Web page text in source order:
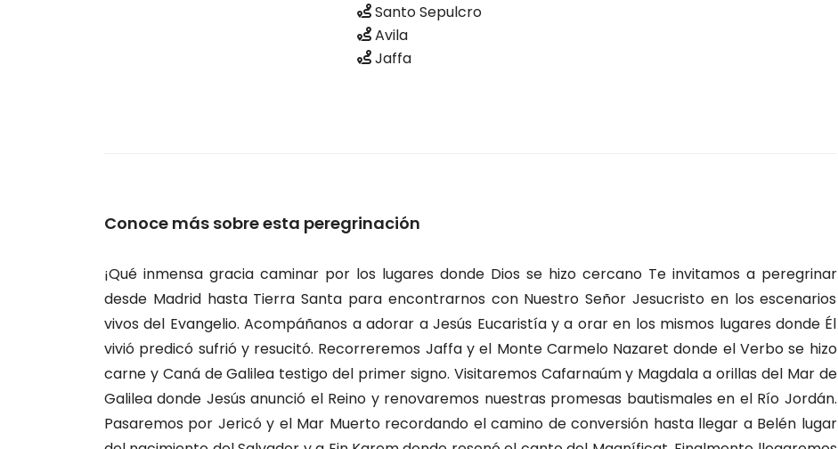
Santo Sepulcro
Avila
Jaffa
Conoce más sobre esta peregrinación
¡Qué inmensa gracia caminar por los lugares donde Dios se hizo cercano Te invitamos a peregrinar
desde Madrid hasta Tierra Santa para encontrarnos con Nuestro Señor Jesucristo en los escenarios
vivos del Evangelio. Acompáñanos a adorar a Jesús Eucaristía y a orar en los mismos lugares donde Él
vivió predicó sufrió y resucitó. Recorreremos Jaffa y el Monte Carmelo Nazaret donde el Verbo se hizo
carne y Caná de Galilea testigo del primer signo. Visitaremos Cafarnaúm y Magdala a orillas del Mar de
Galilea donde Jesús anunció el Reino y renovaremos nuestras promesas bautismales en el Río Jordán.
Pasaremos por Jericó y el Mar Muerto recordando el camino de conversión hasta llegar a Belén lugar